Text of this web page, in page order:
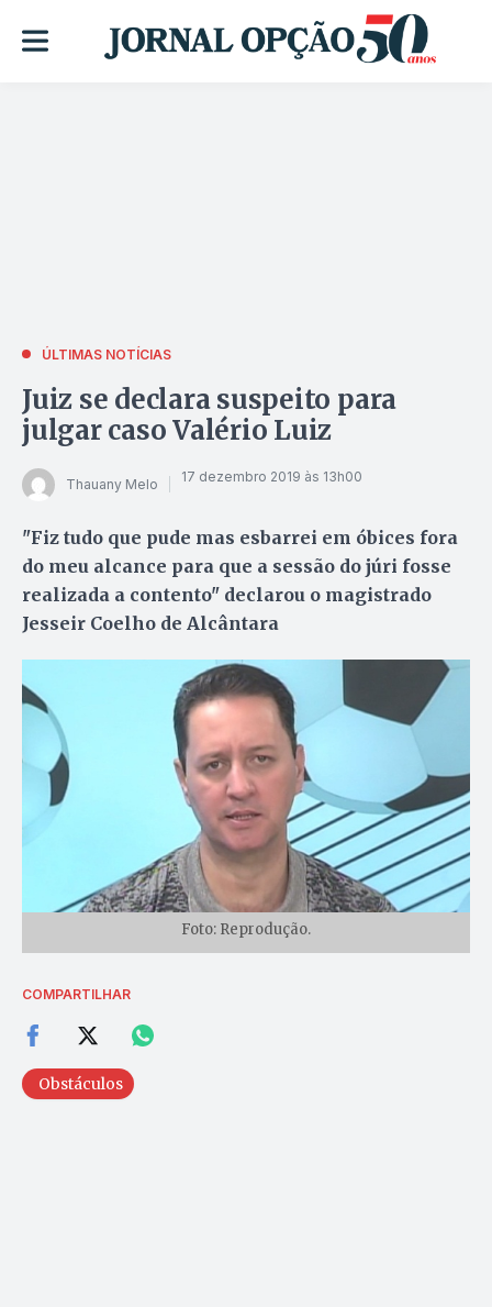
ÚLTIMAS NOTÍCIAS
Juiz se declara suspeito para
julgar caso Valério Luiz
Thauany Melo 17 dezembro 2019 às 13h00
"Fiz tudo que pude mas esbarrei em óbices fora
do meu alcance para que a sessão do júri fosse
realizada a contento" declarou o magistrado
Jesseir Coelho de Alcântara
Foto: Reprodução.
COMPARTILHAR
Obstáculos